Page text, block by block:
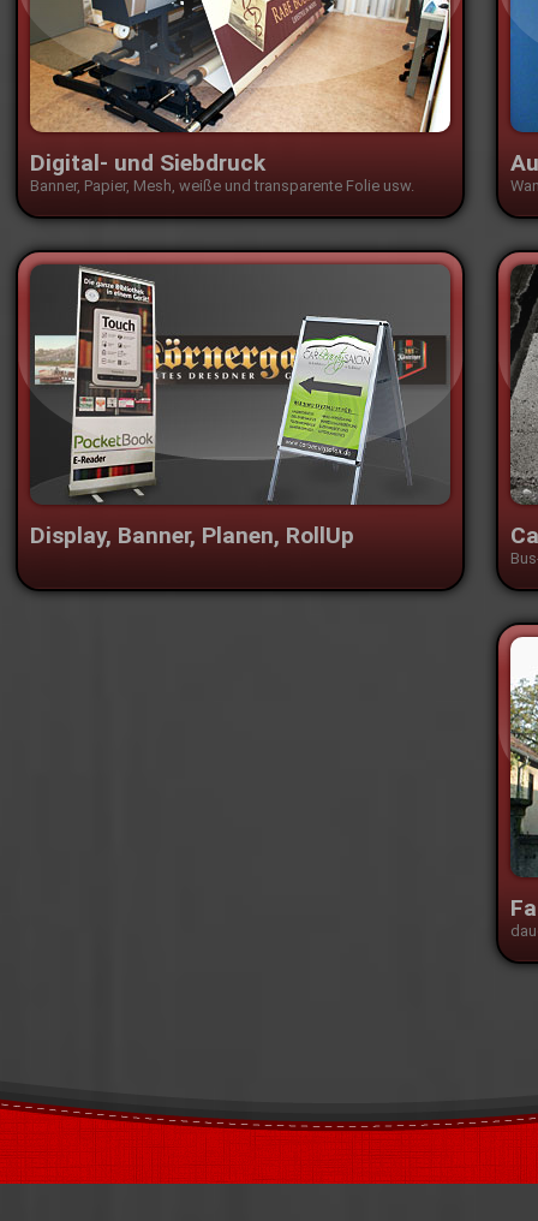
Digital- und Siebdruck
Banner, Papier, Mesh, weiße und transparente Folie usw.
Display, Banner, Planen, RollUp